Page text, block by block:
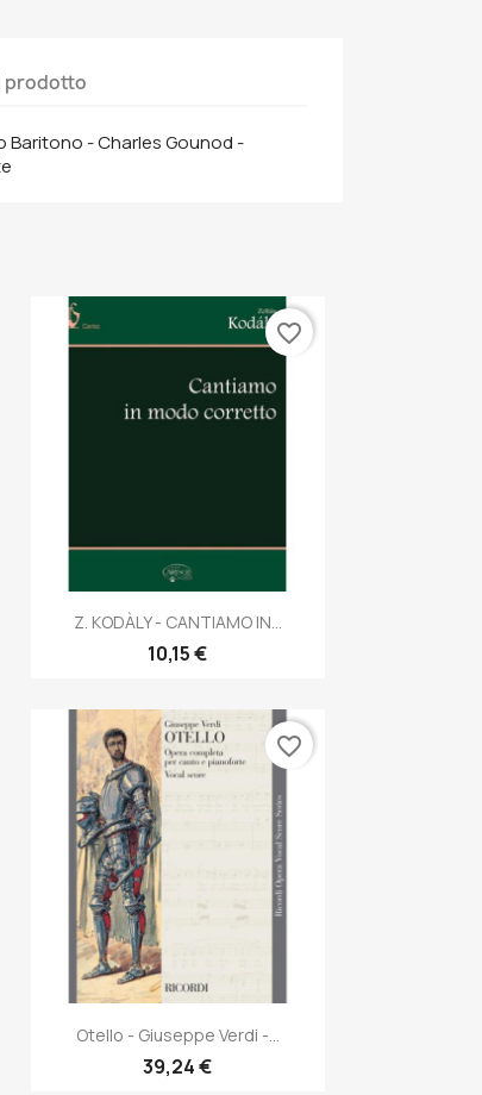
prodotto
Baritono - Charles Gounod -
Anteprima
Z. KODÀLY - CANTIAMO IN...
10,15 €
favorite_border
Anteprima
Otello - Giuseppe Verdi -...
39,24 €
favorite_border